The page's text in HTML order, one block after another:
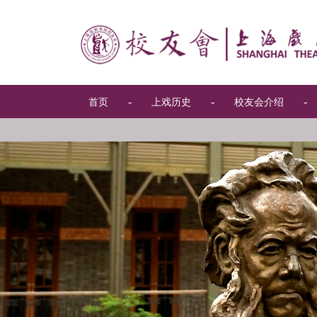
首页 - 上戏历史 - 校友会介绍 -